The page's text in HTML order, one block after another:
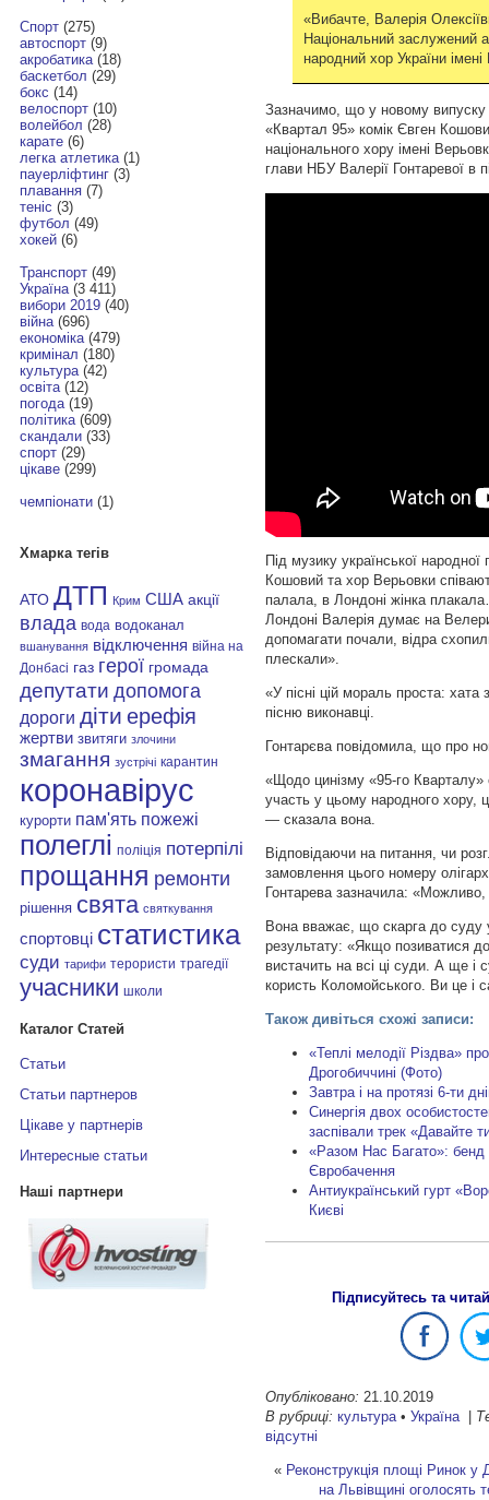
Спорт(275)
автоспорт(9)
акробатика(18)
баскетбол (29)
бокс (14)
велоспорт(10)
волейбол (28)
карате(6)
легка атлетика(1)
пауерліфтинг(3)
плавання(7)
теніс (3)
футбол (49)
хокей(6)
Транспорт(49)
Україна(3 411)
вибори 2019(40)
війна(696)
економіка(479)
кримінал (180)
культура(42)
освіта(12)
погода(19)
політика(609)
скандали(33)
спорт(29)
цікаве(299)
чемпіонати(1)
Хмарка тегів
АТО ДТП Крим США акції
влада вода водоканал
вшанування відключення війна на
Донбасі газ герої громада
депутати допомога
дороги діти ерефія
жертви звитяги злочини
змагання зустрічі карантин
коронавірус
курорти пам'ять пожежі
полеглі поліція потерпілі
прощання ремонти
рішення свята святкування
спортовці статистика
суди тарифи терористи трагедії
учасники школи
Каталог Статей
Статьи
Статьи партнеров
Цікаве у партнерів
Интересные статьи
Наші партнери
«Вибачте, Валерія
Національний заслужений
народний хор України імені
Зазначимо, що у новому випуску
«Квартал 95» комік Євген
національного хору імені
глави НБУ Валерії Гонтаревої в
Під музику української народної
Кошовий та хор Верьовки
палала, в Лондоні жінка
Лондоні Валерія думає на
допомагати почали, відра
плескали».
«У пісні цій мораль проста: хата
пісню виконавці.
Гонтарєва повідомила, що про
«Щодо цинізму «95-го
участь у цьому народного хору,
— сказала вона.
Відповідаючи на питання, чи
замовлення цього номеру
Гонтарева зазначила:
Вона вважає, що скарга до
результату: «Якщо позиватися
вистачить на всі ці суди. А ще і
користь Коломойського. Ви це і
Також дивіться схожі записи:
«Теплі мелодії Різдва»
Дрогобиччині (Фото)
Завтра і на протязі 6-ти
Синергія двох
заспівали трек «Давайте
«Разом Нас Багато»: бенд
Євробачення
Антиукраїнський гурт
Києві
Підписуйтесь та
Опубліковано: 21.10.2019
В рубриці: культура• Україна|
відсутні
« Реконструкція площі Ринок у
на Львівщині оголосять